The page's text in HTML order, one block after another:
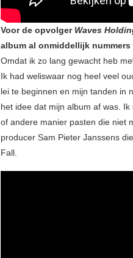
Voor de opvolger Waves
album al onmiddellijk
Omdat ik zo lang gewacht heb
Ik had weliswaar nog heel veel
lei te beginnen en mijn tanden in
het idee dat mijn album af was.
of andere manier pasten die niet
producer Sam Pieter Janssens
Fall.